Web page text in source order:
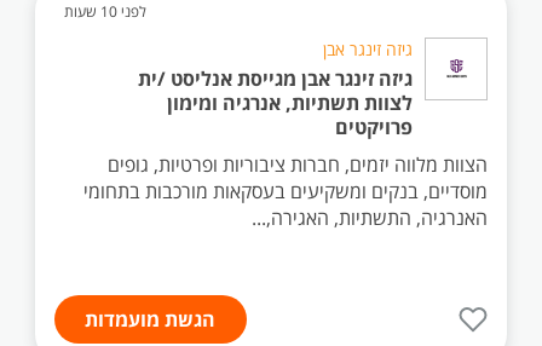
לפני 10 שעות
גיזה זינגר אבן
גיזה זינגר אבן מגייסת אנליסט /ית
לצוות תשתיות, אנרגיה ומימון
פרויקטים
הצוות מלווה יזמים, חברות ציבוריות ופרטיות, גופים
מוסדיים, בנקים ומשקיעים בעסקאות מורכבות בתחומי
האנרגיה, התשתיות, האגירה,...
הגשת מועמדות